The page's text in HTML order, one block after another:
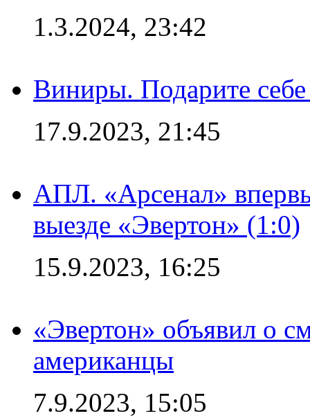
1.3.2024, 23:42
Виниры. Подарите
17.9.2023, 21:45
АПЛ. «Арсенал»
выезде «Эвертон» (1:0)
15.9.2023, 16:25
«Эвертон» объявил о
американцы
7.9.2023, 15:05